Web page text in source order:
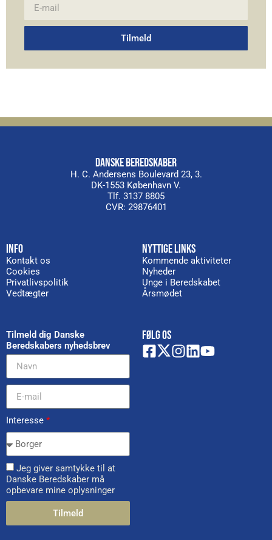
Tilmeld
DANSKE BEREDSKABER
H. C. Andersens Boulevard 23, 3.
DK-1553 København V.
Tlf. 3137 8805
CVR: 29876401
INFO
Kontakt os
Cookies
Privatlivspolitik
Vedtægter
NYTTIGE LINKS
Kommende aktiviteter
Nyheder
Unge i Beredskabet
Årsmødet
Tilmeld dig Danske
Beredskabers nyhedsbrev
Interesse *
Jeg giver samtykke til at
Danske Beredskaber må
opbevare mine oplysninger
Tilmeld
FØLG OS